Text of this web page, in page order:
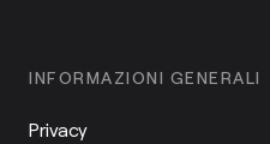
INFORMAZIONI GENERALI
Privacy